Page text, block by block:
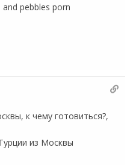
pebbles porn
к чему готовиться?,
из Москвы